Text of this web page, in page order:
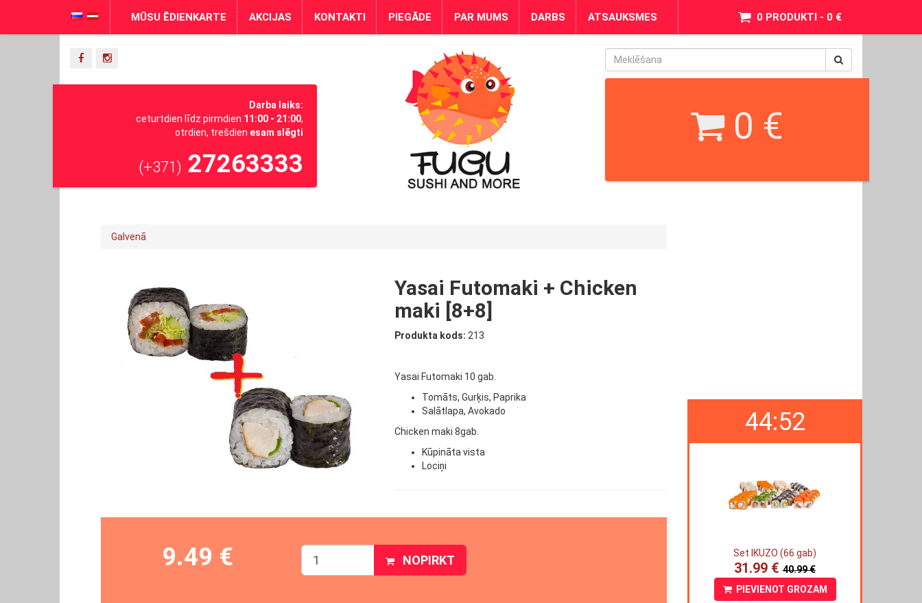
0 PRODUKTI - 0 €
MŪSU ĒDIENKARTE AKCIJAS KONTAKTI PIEGĀDE PAR MUMS DARBS ATSAUKSMES
Darba laiks:
ceturtdien līdz pirmdien 11:00 - 21:00,
otrdien, trešdien esam slēgti
(+371) 27263333
0 €
44:51
Set IKUZO (66 gab)
31.99 € 40.99 €
PIEVIENOT GROZAM
Galvenā
Yasai Futomaki + Chicken
maki [8+8]
Produkta kods: 213
Yasai Futomaki 10 gab.
Tomāts, Gurķis, Paprika
Salātlapa, Avokado
Chicken maki 8gab.
Kūpināta vista
Lociņi
9.49 € NOPIRKT